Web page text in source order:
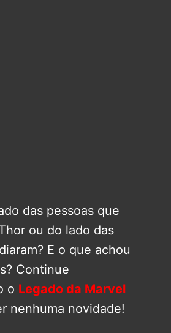
das pessoas que
ou do lado das
E o que achou
Continue
o Legado da Marvel
nenhuma novidade!